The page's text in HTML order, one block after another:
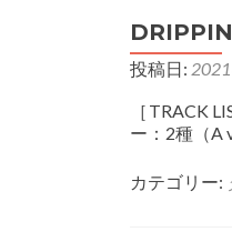
投稿日:
［TRACK
ー：2種（A
カテゴリー: